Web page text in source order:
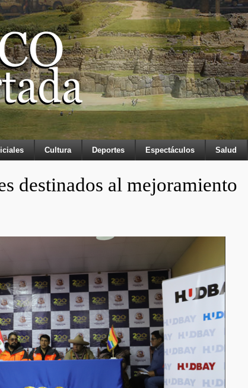
Cultura Deportes Espectáculos Salud
destinados al mejoramiento